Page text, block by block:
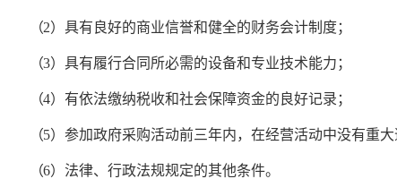
（2）具有良好的商业信誉和健全的财务会计制度；
（3）具有履行合同所必需的设备和专业技术能力；
（4）有依法缴纳税收和社会保障资金的良好记录；
（5）参加政府采购活动前三年内，在经营活动中没有重大
（6）法律、行政法规规定的其他条件。